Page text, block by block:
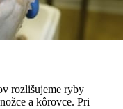
rozlišujeme ryby
a kôrovce. Pri